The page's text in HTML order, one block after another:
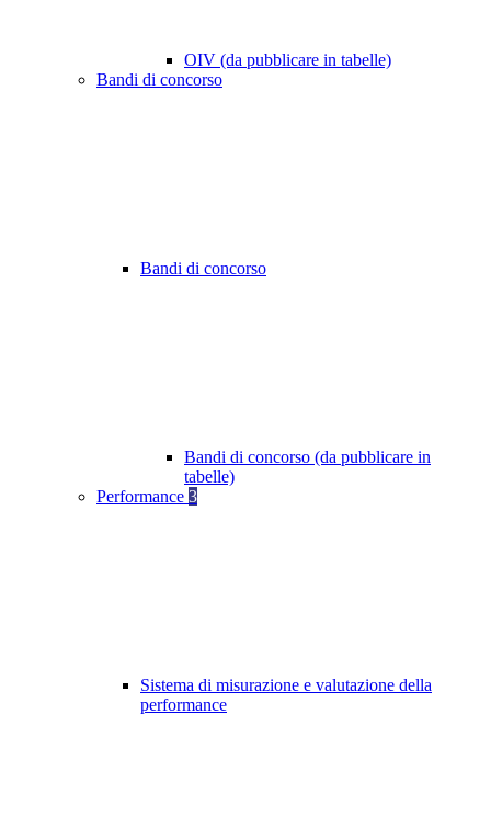
OIV (da pubblicare in tabelle)
Bandi di concorso
Bandi di concorso
Bandi di concorso (da pubblicare in
tabelle)
Performance 3
Sistema di misurazione e valutazione della
performance